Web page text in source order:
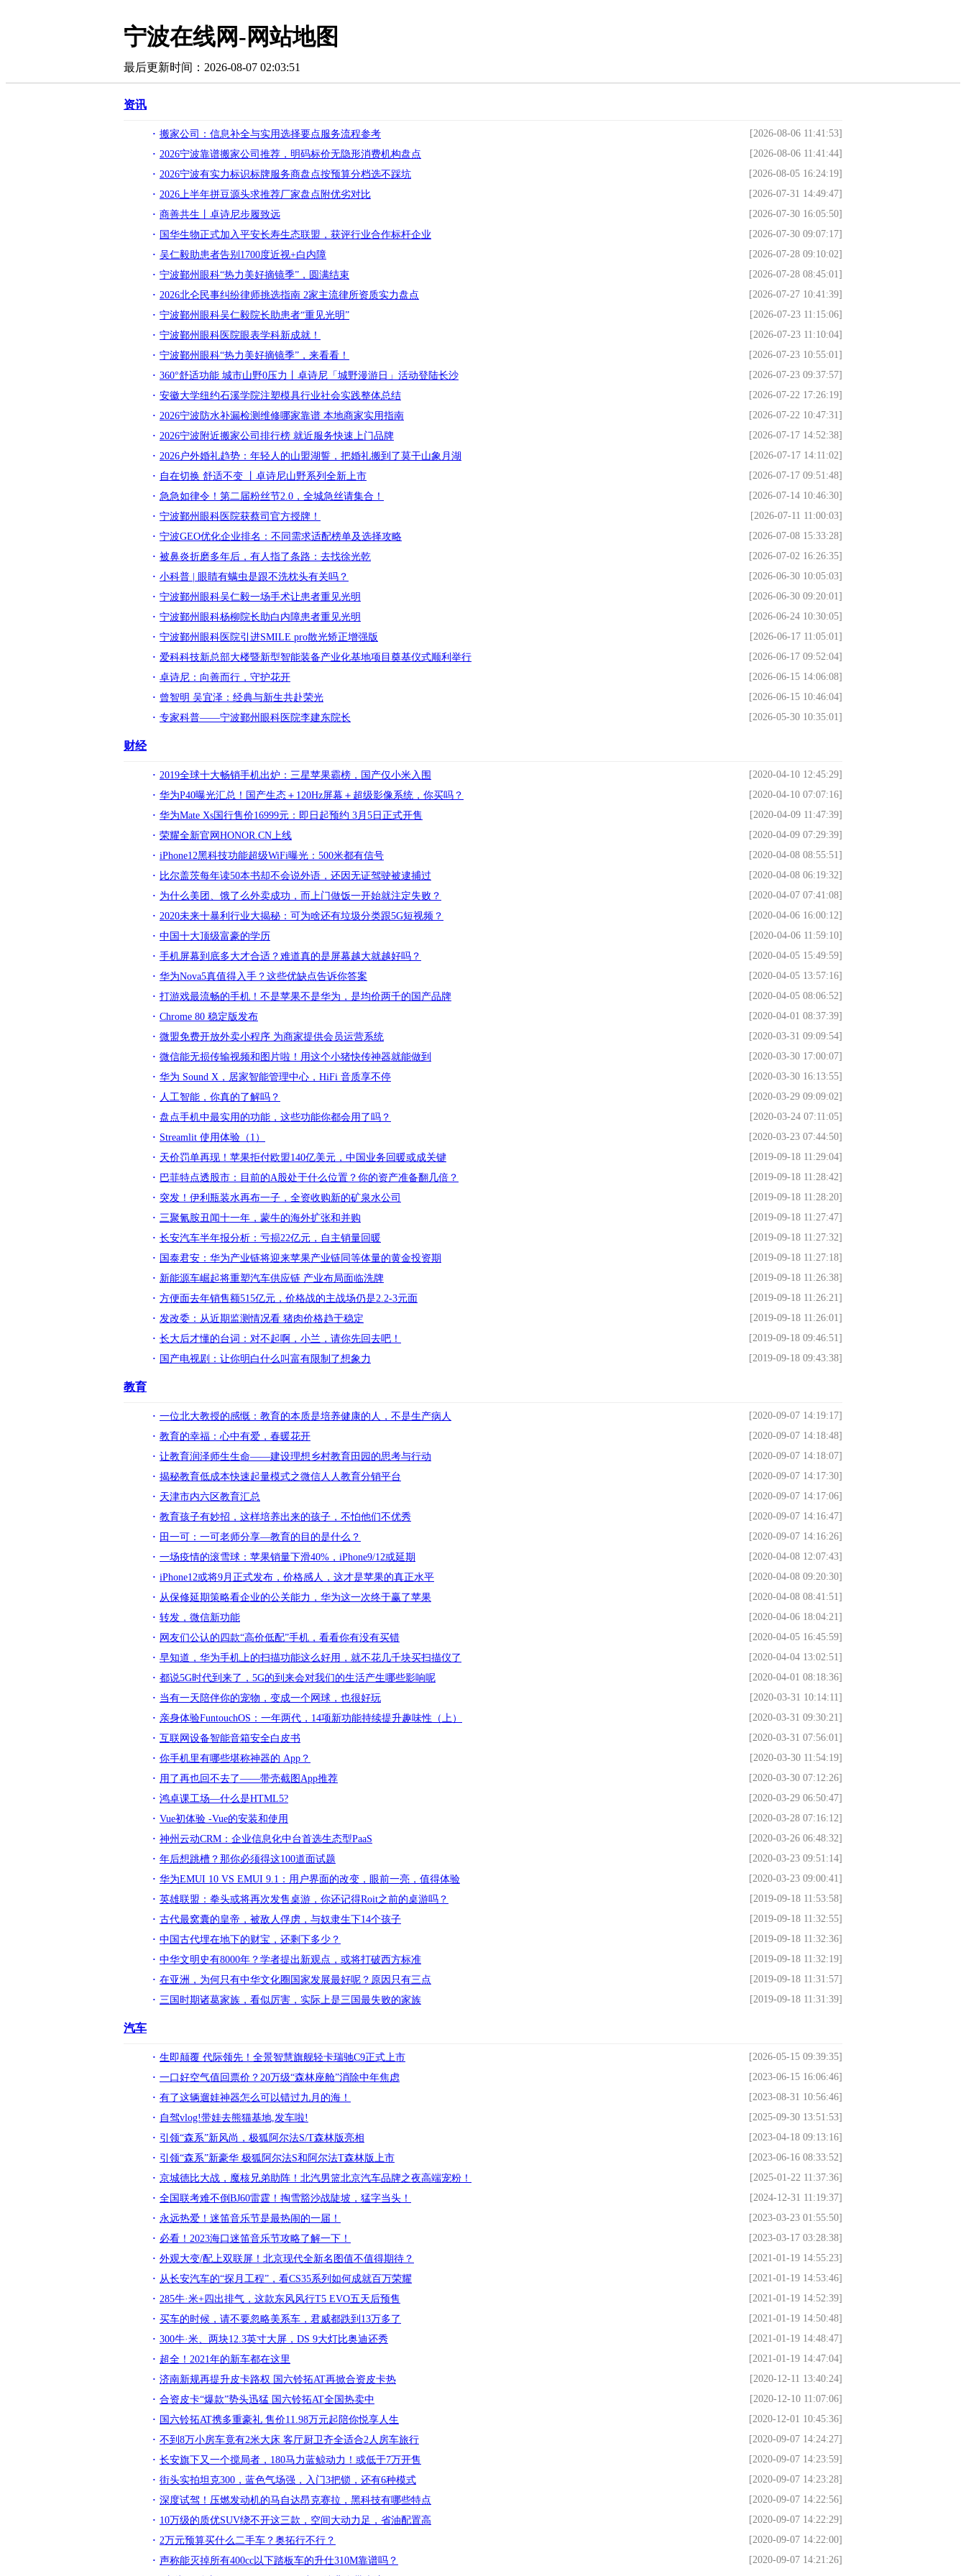
宁波在线网-网站地图
最后更新时间：2026-08-07 02:03:51
资讯
搬家公司：信息补全与实用选择要点服务流程参考
[2026-08-06 11:41:53]
2026宁波靠谱搬家公司推荐，明码标价无隐形消费机构盘点
[2026-08-06 11:41:44]
2026宁波有实力标识标牌服务商盘点按预算分档选不踩坑
[2026-08-05 16:24:19]
2026上半年拼豆源头求推荐厂家盘点附优劣对比
[2026-07-31 14:49:47]
商善共生丨卓诗尼步履致远
[2026-07-30 16:05:50]
国华生物正式加入平安长寿生态联盟，获评行业合作标杆企业
[2026-07-30 09:07:17]
吴仁毅助患者告别1700度近视+白内障
[2026-07-28 09:10:02]
宁波鄞州眼科“热力美好摘镜季”，圆满结束
[2026-07-28 08:45:01]
2026北仑民事纠纷律师挑选指南 2家主流律所资质实力盘点
[2026-07-27 10:41:39]
宁波鄞州眼科吴仁毅院长助患者“重见光明”
[2026-07-23 11:15:06]
宁波鄞州眼科医院眼表学科新成就！
[2026-07-23 11:10:04]
宁波鄞州眼科“热力美好摘镜季”，来看看！
[2026-07-23 10:55:01]
360°舒适功能 城市山野0压力丨卓诗尼「城野漫游日」活动登陆长沙
[2026-07-23 09:37:57]
安徽大学纽约石溪学院注塑模具行业社会实践整体总结
[2026-07-22 17:26:19]
2026宁波防水补漏检测维修哪家靠谱 本地商家实用指南
[2026-07-22 10:47:31]
2026宁波附近搬家公司排行榜 就近服务快速上门品牌
[2026-07-17 14:52:38]
2026户外婚礼趋势：年轻人的山盟湖誓，把婚礼搬到了莫干山象月湖
[2026-07-17 14:11:02]
自在切换 舒适不变 丨卓诗尼山野系列全新上市
[2026-07-17 09:51:48]
急急如律令！第二届粉丝节2.0，全城急丝请集合！
[2026-07-14 10:46:30]
宁波鄞州眼科医院获蔡司官方授牌！
[2026-07-11 11:00:03]
宁波GEO优化企业排名：不同需求适配榜单及选择攻略
[2026-07-08 15:33:28]
被鼻炎折磨多年后，有人指了条路：去找徐光乾
[2026-07-02 16:26:35]
小科普 | 眼睛有螨虫是跟不洗枕头有关吗？
[2026-06-30 10:05:03]
宁波鄞州眼科吴仁毅一场手术让患者重见光明
[2026-06-30 09:20:01]
宁波鄞州眼科杨柳院长助白内障患者重见光明
[2026-06-24 10:30:05]
宁波鄞州眼科医院引进SMILE pro散光矫正增强版
[2026-06-17 11:05:01]
爱科科技新总部大楼暨新型智能装备产业化基地项目奠基仪式顺利举行
[2026-06-17 09:52:04]
卓诗尼：向善而行，守护花开
[2026-06-15 14:06:08]
曾智明 吴宜泽：经典与新生共赴荣光
[2026-06-15 10:46:04]
专家科普——宁波鄞州眼科医院李建东院长
[2026-05-30 10:35:01]
财经
2019全球十大畅销手机出炉：三星苹果霸榜，国产仅小米入围
[2020-04-10 12:45:29]
华为P40曝光汇总！国产生态＋120Hz屏幕＋超级影像系统，你买吗？
[2020-04-10 07:07:16]
华为Mate Xs国行售价16999元：即日起预约 3月5日正式开售
[2020-04-09 11:47:39]
荣耀全新官网HONOR.CN上线
[2020-04-09 07:29:39]
iPhone12黑科技功能超级WiFi曝光：500米都有信号
[2020-04-08 08:55:51]
比尔盖茨每年读50本书却不会说外语，还因无证驾驶被逮捕过
[2020-04-08 06:19:32]
为什么美团、饿了么外卖成功，而上门做饭一开始就注定失败？
[2020-04-07 07:41:08]
2020未来十暴利行业大揭秘：可为啥还有垃圾分类跟5G短视频？
[2020-04-06 16:00:12]
中国十大顶级富豪的学历
[2020-04-06 11:59:10]
手机屏幕到底多大才合适？难道真的是屏幕越大就越好吗？
[2020-04-05 15:49:59]
华为Nova5真值得入手？这些优缺点告诉你答案
[2020-04-05 13:57:16]
打游戏最流畅的手机！不是苹果不是华为，是均价两千的国产品牌
[2020-04-05 08:06:52]
Chrome 80 稳定版发布
[2020-04-01 08:37:39]
微盟免费开放外卖小程序 为商家提供会员运营系统
[2020-03-31 09:09:54]
微信能无损传输视频和图片啦！用这个小猪快传神器就能做到
[2020-03-30 17:00:07]
华为 Sound X，居家智能管理中心，HiFi 音质享不停
[2020-03-30 16:13:55]
人工智能，你真的了解吗？
[2020-03-29 09:09:02]
盘点手机中最实用的功能，这些功能你都会用了吗？
[2020-03-24 07:11:05]
Streamlit 使用体验（1）
[2020-03-23 07:44:50]
天价罚单再现！苹果拒付欧盟140亿美元，中国业务回暖或成关键
[2019-09-18 11:29:04]
巴菲特点透股市：目前的A股处于什么位置？你的资产准备翻几倍？
[2019-09-18 11:28:42]
突发！伊利瓶装水再布一子，全资收购新的矿泉水公司
[2019-09-18 11:28:20]
三聚氰胺丑闻十一年，蒙牛的海外扩张和并购
[2019-09-18 11:27:47]
长安汽车半年报分析：亏损22亿元，自主销量回暖
[2019-09-18 11:27:32]
国泰君安：华为产业链将迎来苹果产业链同等体量的黄金投资期
[2019-09-18 11:27:18]
新能源车崛起将重塑汽车供应链 产业布局面临洗牌
[2019-09-18 11:26:38]
方便面去年销售额515亿元，价格战的主战场仍是2.2-3元面
[2019-09-18 11:26:21]
发改委：从近期监测情况看 猪肉价格趋于稳定
[2019-09-18 11:26:01]
长大后才懂的台词：对不起啊，小兰，请你先回去吧！
[2019-09-18 09:46:51]
国产电视剧：让你明白什么叫富有限制了想象力
[2019-09-18 09:43:38]
教育
一位北大教授的感慨：教育的本质是培养健康的人，不是生产病人
[2020-09-07 14:19:17]
教育的幸福：心中有爱，春暖花开
[2020-09-07 14:18:48]
让教育润泽师生生命——建设理想乡村教育田园的思考与行动
[2020-09-07 14:18:07]
揭秘教育低成本快速起量模式之微信人人教育分销平台
[2020-09-07 14:17:30]
天津市内六区教育汇总
[2020-09-07 14:17:06]
教育孩子有妙招，这样培养出来的孩子，不怕他们不优秀
[2020-09-07 14:16:47]
田一可：一可老师分享—教育的目的是什么？
[2020-09-07 14:16:26]
一场疫情的滚雪球：苹果销量下滑40%，iPhone9/12或延期
[2020-04-08 12:07:43]
iPhone12或将9月正式发布，价格感人，这才是苹果的真正水平
[2020-04-08 09:20:30]
从保修延期策略看企业的公关能力，华为这一次终于赢了苹果
[2020-04-08 08:41:51]
转发，微信新功能
[2020-04-06 18:04:21]
网友们公认的四款“高价低配”手机，看看你有没有买错
[2020-04-05 16:45:59]
早知道，华为手机上的扫描功能这么好用，就不花几千块买扫描仪了
[2020-04-04 13:02:51]
都说5G时代到来了，5G的到来会对我们的生活产生哪些影响呢
[2020-04-01 08:18:36]
当有一天陪伴你的宠物，变成一个网球，也很好玩
[2020-03-31 10:14:11]
亲身体验FuntouchOS：一年两代，14项新功能持续提升趣味性（上）
[2020-03-31 09:30:21]
互联网设备智能音箱安全白皮书
[2020-03-31 07:56:01]
你手机里有哪些堪称神器的 App？
[2020-03-30 11:54:19]
用了再也回不去了——带壳截图App推荐
[2020-03-30 07:12:26]
鸿卓课工场—什么是HTML5?
[2020-03-29 06:50:47]
Vue初体验 -Vue的安装和使用
[2020-03-28 07:16:12]
神州云动CRM：企业信息化中台首选生态型PaaS
[2020-03-26 06:48:32]
年后想跳槽？那你必须得这100道面试题
[2020-03-23 09:51:14]
华为EMUI 10 VS EMUI 9.1：用户界面的改变，眼前一亮，值得体验
[2020-03-23 09:00:41]
英雄联盟：拳头或将再次发售桌游，你还记得Roit之前的桌游吗？
[2019-09-18 11:53:58]
古代最窝囊的皇帝，被敌人俘虏，与奴隶生下14个孩子
[2019-09-18 11:32:55]
中国古代埋在地下的财宝，还剩下多少？
[2019-09-18 11:32:36]
中华文明史有8000年？学者提出新观点，或将打破西方标准
[2019-09-18 11:32:19]
在亚洲，为何只有中华文化圈国家发展最好呢？原因只有三点
[2019-09-18 11:31:57]
三国时期诸葛家族，看似厉害，实际上是三国最失败的家族
[2019-09-18 11:31:39]
汽车
生即颠覆 代际领先！全景智慧旗舰轻卡瑞驰C9正式上市
[2026-05-15 09:39:35]
一口好空气值回票价？20万级“森林座舱”消除中年焦虑
[2023-06-15 16:06:46]
有了这辆遛娃神器怎么可以错过九月的海！
[2023-08-31 10:56:46]
自驾vlog!带娃去熊猫基地,发车啦!
[2025-09-30 13:51:53]
引领“森系”新风尚，极狐阿尔法S/T森林版亮相
[2023-04-18 09:13:16]
引领“森系”新豪华 极狐阿尔法S和阿尔法T森林版上市
[2023-06-16 08:33:52]
京城德比大战，魔核兄弟助阵！北汽男篮北京汽车品牌之夜高端宠粉！
[2025-01-22 11:37:36]
全国联考难不倒BJ60雷霆！掏雪豁沙战陡坡，猛字当头！
[2024-12-31 11:19:37]
永远热爱！迷笛音乐节是最热闹的一届！
[2023-03-23 01:55:50]
必看！2023海口迷笛音乐节攻略了解一下！
[2023-03-17 03:28:38]
外观大变/配上双联屏！北京现代全新名图值不值得期待？
[2021-01-19 14:55:23]
从长安汽车的“探月工程”，看CS35系列如何成就百万荣耀
[2021-01-19 14:53:46]
285牛·米+四出排气，这款东风风行T5 EVO五天后预售
[2021-01-19 14:52:39]
买车的时候，请不要忽略美系车，君威都跌到13万多了
[2021-01-19 14:50:48]
300牛·米、两块12.3英寸大屏，DS 9大灯比奥迪还秀
[2021-01-19 14:48:47]
超全！2021年的新车都在这里
[2021-01-19 14:47:04]
济南新规再提升皮卡路权 国六铃拓AT再掀合资皮卡热
[2020-12-11 13:40:24]
合资皮卡“爆款”势头迅猛 国六铃拓AT全国热卖中
[2020-12-10 11:07:06]
国六铃拓AT携多重豪礼 售价11.98万元起陪你悦享人生
[2020-12-01 10:45:36]
不到8万小房车竟有2米大床 客厅厨卫齐全适合2人房车旅行
[2020-09-07 14:24:27]
长安旗下又一个搅局者，180马力蓝鲸动力！或低于7万开售
[2020-09-07 14:23:59]
街头实拍坦克300，蓝色气场强，入门3把锁，还有6种模式
[2020-09-07 14:23:28]
深度试驾！压燃发动机的马自达昂克赛拉，黑科技有哪些特点
[2020-09-07 14:22:56]
10万级的质优SUV绕不开这三款，空间大动力足，省油配置高
[2020-09-07 14:22:29]
2万元预算买什么二手车？奥拓行不行？
[2020-09-07 14:22:00]
声称能灭掉所有400cc以下踏板车的升仕310M靠谱吗？
[2020-09-07 14:21:26]